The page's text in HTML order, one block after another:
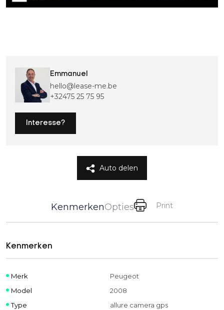
Emmanuel
hello@lease-me.be
+32475 25 75 95
Interesse?
Auto delen
KenmerkenOpties Print
Kenmerken
Merk
Peugeot
Model
2008
Type
allure camera gps